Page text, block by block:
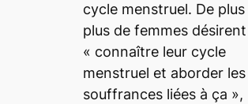
cycle menstruel. De plus
plus de femmes désirent
« connaître leur cycle
menstruel et aborder les
souffrances liées à ça »,